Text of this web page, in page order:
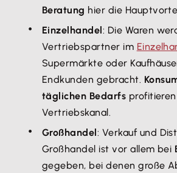
Beratung hier die
Einzelhandel: Die Waren
Vertriebspartner im
Supermärkte oder
Endkunden gebracht.
täglichen Bedarfs
Vertriebskanal.
Großhandel: Verkauf und
Großhandel ist vor allem bei
gegeben, bei denen große